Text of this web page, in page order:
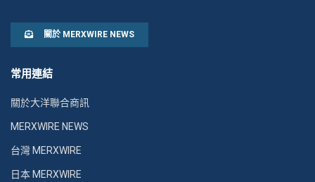
關於 MERXWIRE NEWS
常用連結
關於大洋聯合商訊
MERXWIRE NEWS
台灣 MERXWIRE
日本 MERXWIRE